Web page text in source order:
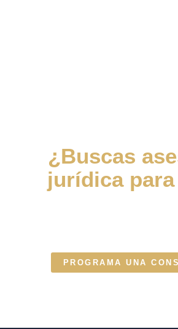
¿Buscas
jurídica para
PROGRAMA UNA